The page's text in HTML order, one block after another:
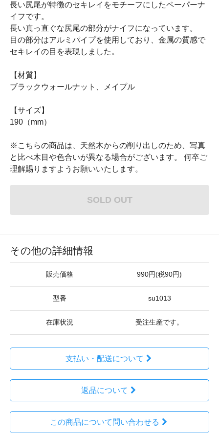
長い尻尾が特徴のセキレイをモチーフにしたペーパーナ
イフです。
長い真っ直ぐな尻尾の部分がナイフになっています。
目の部分はアルミパイプを使用しており、金属の質感で
セキレイの目を表現しました。
【材質】
ブラックウォールナット、メイプル
【サイズ】
190（mm）
※こちらの商品は、天然木からの削り出しのため、写真
と比べ木目や色合いが異なる場合がございます。 何卒ご
理解賜りますようお願いいたします。
SOLD OUT
その他の詳細情報
販売価格 990円(税90円)
型番 su1013
在庫状況 受注生産です。
支払い・配送について
返品について
この商品について問い合わせる